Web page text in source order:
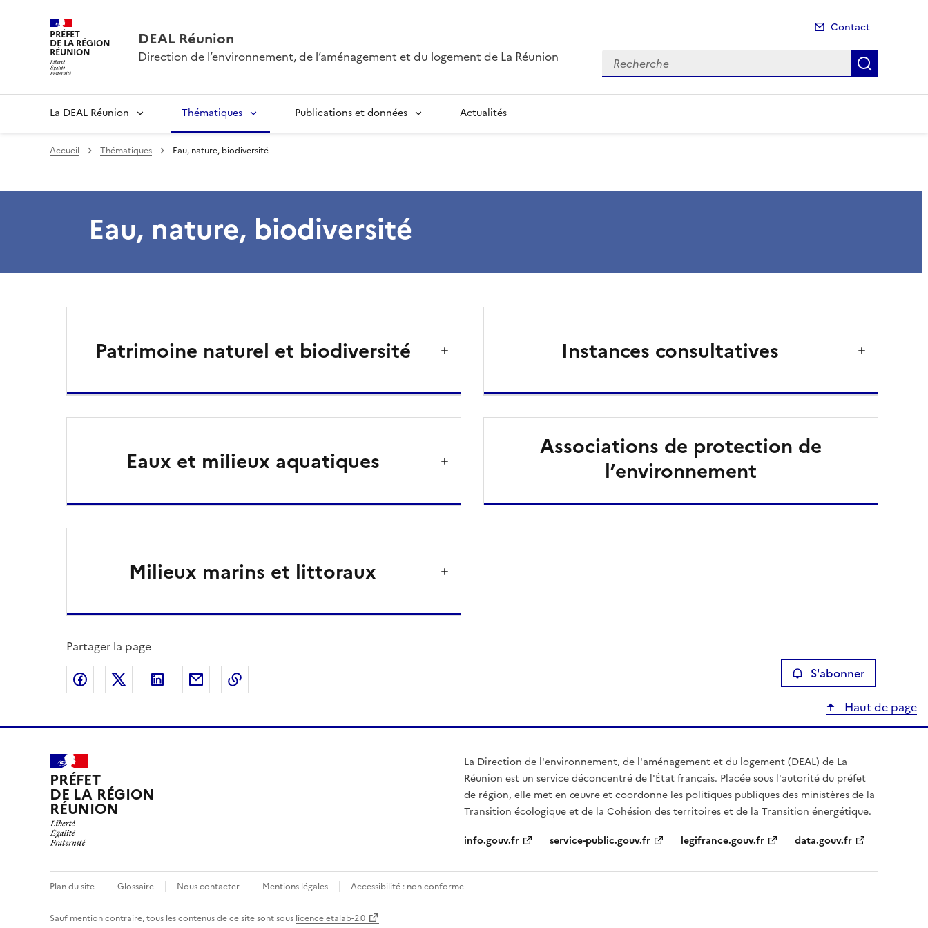
PRÉFET
DE LA RÉGION
RÉUNION
DEAL Réunion
Direction de l’environnement, de l’aménagement et du logement de La Réunion
Contact
Recherche
La DEAL Réunion Thématiques Publications et données Actualités
Accueil Thématiques Eau, nature, biodiversité
Eau, nature, biodiversité
Patrimoine naturel et biodiversité
Eaux et milieux aquatiques
Milieux marins et littoraux
Instances consultatives
Associations de protection de
l’environnement
Partager la page
Partager sur Facebook
Partager sur XPartager sur LinkedIn
Partager par email S'abonner
Haut de page
PRÉFET
DE LA RÉGION
RÉUNION
La Direction de l'environnement, de l'aménagement et du logement (DEAL) de La
Réunion est un service déconcentré de l'État français. Placée sous l'autorité du préfet
de région, elle met en œuvre et coordonne les politiques publiques des ministères de la
Transition écologique et de la Cohésion des territoires et de la Transition énergétique.
info.gouv.fr
service-public.gouv.fr legifrance.gouv.fr data.gouv.fr
Plan du site Glossaire Nous contacter Mentions légales Accessibilité : non conforme
Sauf mention contraire, tous les contenus de ce site sont sous licence etalab-2.0